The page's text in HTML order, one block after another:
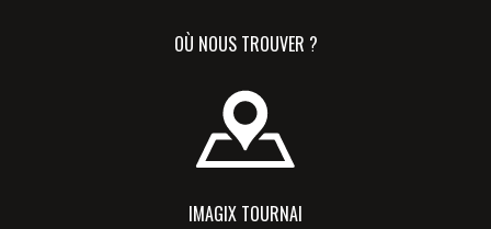
OÙ NOUS TROUVER ?
IMAGIX TOURNAI